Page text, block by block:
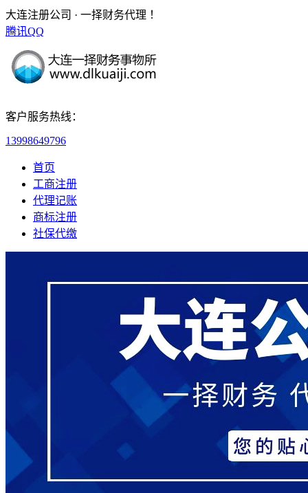
大连注册公司 · 一择财务代理 ！
腾讯QQ
客户服务热线：
13998649796
首页
工商注册
代理记账
商标注册
社保代缴